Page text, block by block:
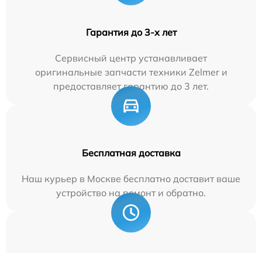
Гарантия до 3-х лет
Сервисный центр устанавливает
оригинальные запчасти техники Zelmer и
предоставляет гарантию до 3 лет.
Бесплатная доставка
Наш курьер в Москве бесплатно доставит ваше
устройство на ремонт и обратно.